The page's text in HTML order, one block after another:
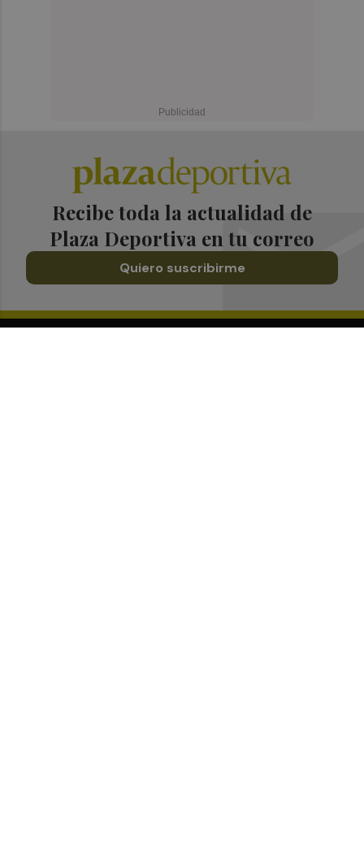
Recibe toda la actualidad de
Plaza Deportiva en tu correo
Quiero suscribirme